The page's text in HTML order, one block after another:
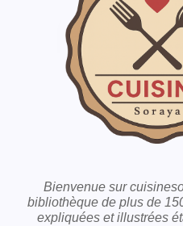
Bienvenue sur
bibliothèque de plus de
expliquées et illustrées